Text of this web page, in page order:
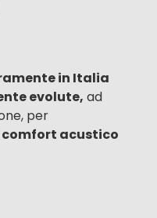
in Italia
evolute, ad
per
comfort acustico